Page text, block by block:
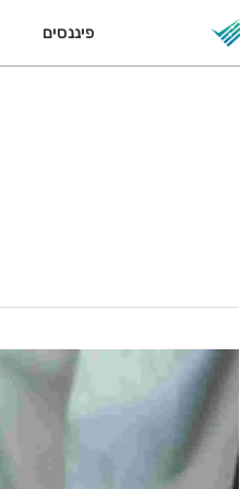
פיננסים
משכנתא
המידע
הבסיסי